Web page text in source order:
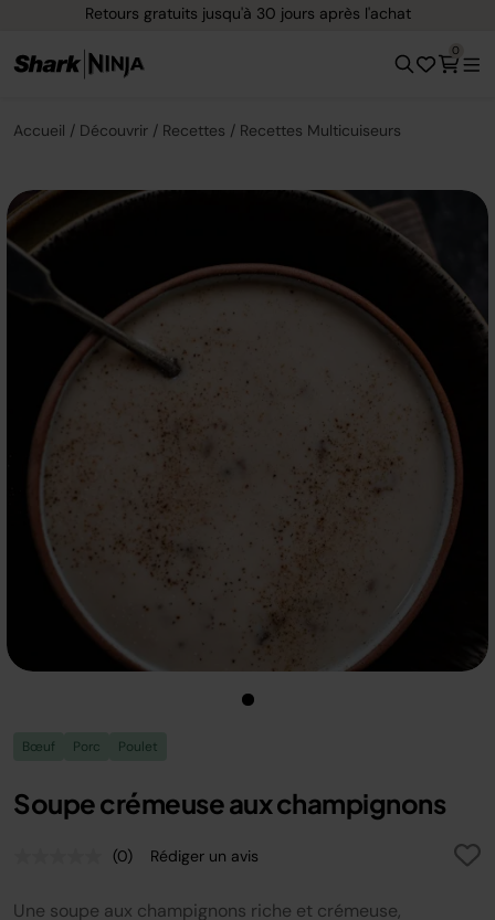
Retours gratuits jusqu'à 30 jours après l'achat
0
Accueil Découvrir Recettes Recettes Multicuiseurs
Bœuf Porc Poulet
Soupe crémeuse aux champignons
Aucune
(0) Rédiger un avis
Une soupe aux champignons riche et crémeuse,